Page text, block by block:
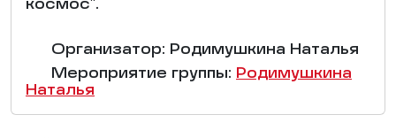
космос".
Организатор: Родимушкина Наталья
Мероприятие группы: Родимушкина
Наталья